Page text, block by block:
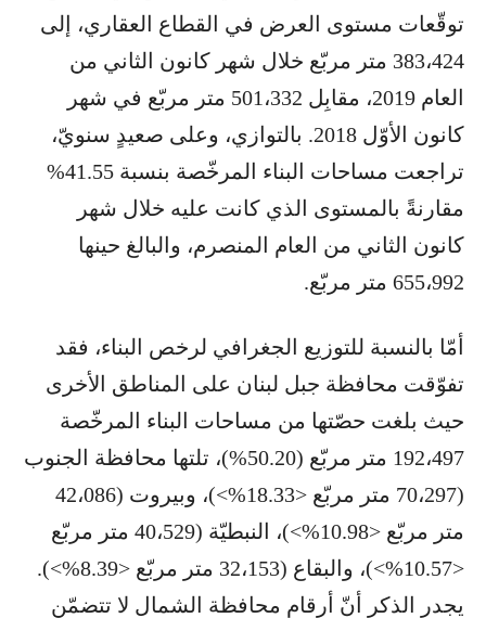
توقّعات مستوى العرض في القطاع العقاري، إلى
383،424 متر مربّع خلال شهر كانون الثاني من
العام 2019، مقابِل 501،332 متر مربّع في شهر
كانون الأوّل 2018. بالتوازي، وعلى صعيدٍ سنويّ،
تراجعت مساحات البناء المرخّصة بنسبة 41.55%
مقارنةً بالمستوى الذي كانت عليه خلال شهر
كانون الثاني من العام المنصرم، والبالغ حينها
655،992 متر مربّع.
أمّا بالنسبة للتوزيع الجغرافي لرخص البناء، فقد
تفوّقت محافظة جبل لبنان على المناطق الأخرى
حيث بلغت حصّتها من مساحات البناء المرخّصة
192،497 متر مربّع (50.20%)، تلتها محافظة الجنوب
(70،297 متر مربّع <18.33%>)، وبيروت (42،086
متر مربّع <10.98%>)، النبطيّة (40،529 متر مربّع
<10.57%>)، والبقاع (32،153 متر مربّع <8.39%>).
يجدر الذكر أنّ أرقام محافظة الشمال لا تتضمّن